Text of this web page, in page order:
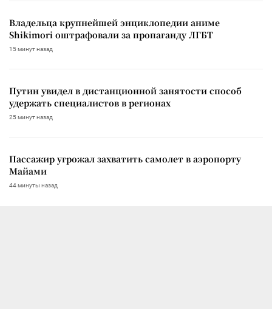
Владельца крупнейшей энциклопедии аниме
Shikimori оштрафовали за пропаганду ЛГБТ
15 минут назад
Путин увидел в дистанционной занятости способ
удержать специалистов в регионах
25 минут назад
Пассажир угрожал захватить самолет в аэропорту
Майами
44 минуты назад